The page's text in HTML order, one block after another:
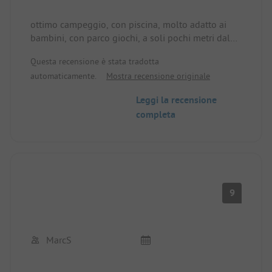
alghe marine che a bassa marea marciscono in
modo sgradevole al sole. Meglio andare alla
ottimo campeggio, con piscina, molto adatto ai
bambini, con parco giochi, a soli pochi metri dal
Questa recensione è stata tradotta
automaticamente.
Mostra recensione originale
Leggi la recensione
completa
9
MarcS